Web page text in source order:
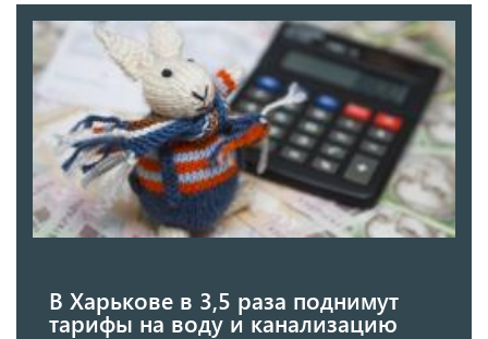
В Харькове в 3,5 раза поднимут
тарифы на воду и канализацию